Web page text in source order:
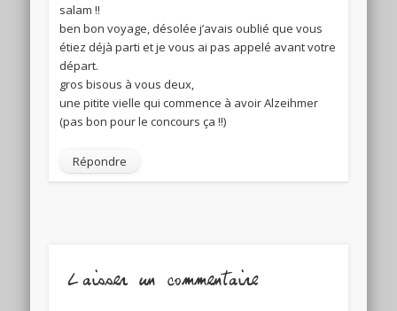
salam !!
ben bon voyage, désolée j’avais oublié que vous
étiez déjà parti et je vous ai pas appelé avant votre
départ.
gros bisous à vous deux,
une pitite vielle qui commence à avoir Alzeihmer
(pas bon pour le concours ça !!)
Répondre
Laisser un commentaire